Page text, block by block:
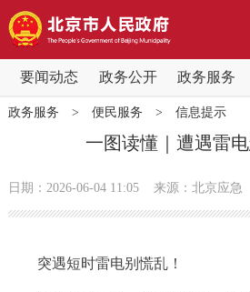
要闻动态 政务公开 政务服务
要闻动态
党中央精神 国务院信息
政务公开
政务服务 > 便民服务 > 信息提示
一图读懂｜遭遇雷
日期：2026-06-04 11:05 来源：北京应急
突遇短时雷电别慌乱！